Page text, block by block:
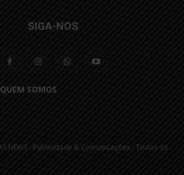
SIGA-NOS
QUEM SOMOS
NEWS - Publicidade & Comunicações - Todos os